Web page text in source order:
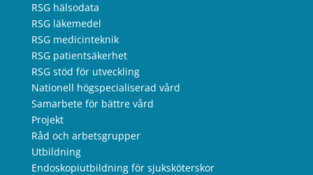
RSG hälsodata
RSG läkemedel
RSG medicinteknik
RSG patientsäkerhet
RSG stöd för utveckling
Nationell högspecialiserad vård
Samarbete för bättre vård
Projekt
Råd och arbetsgrupper
Utbildning
Endoskopiutbildning för sjuksköterskor